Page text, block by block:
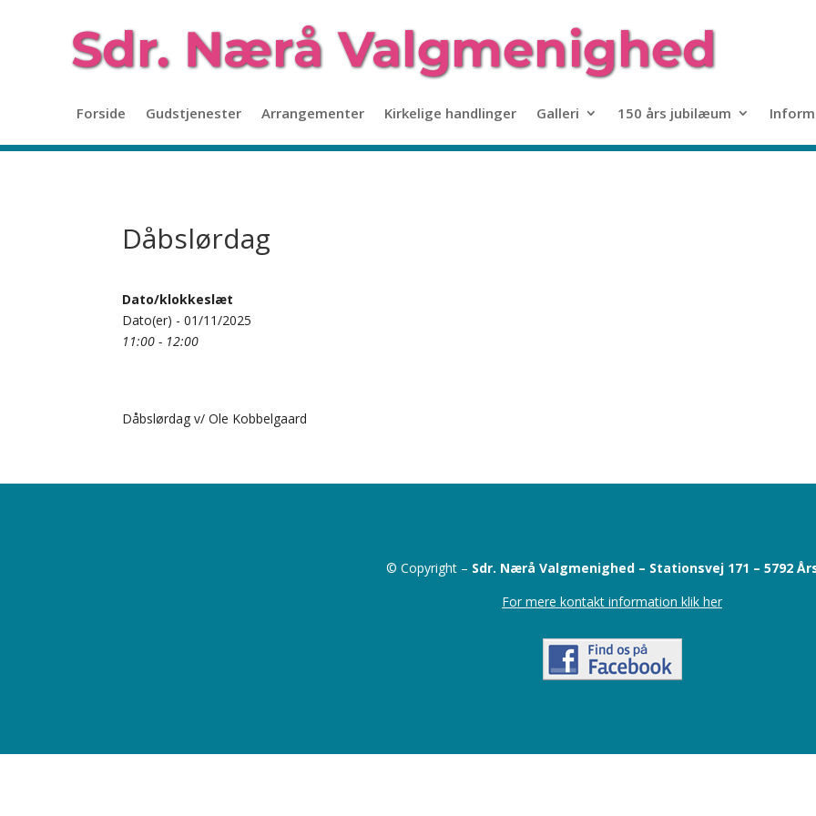
Forside Gudstjenester Arrangementer Kirkelige handlinger Galleri 150 års jubilæum
Dåbslørdag
Dato/klokkeslæt
Dato(er) - 01/11/2025
11:00 - 12:00
Dåbslørdag v/ Ole Kobbelgaard
© Copyright – Sdr. Nærå Valgmenighed – Stationsvej 171 – 5792
For mere kontakt information klik her